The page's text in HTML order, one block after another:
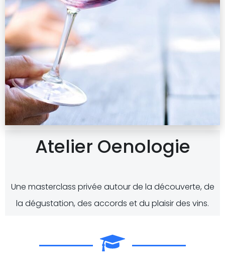
Atelier Oenologie
Une masterclass privée autour de la découverte, de
la dégustation, des accords et du plaisir des vins.